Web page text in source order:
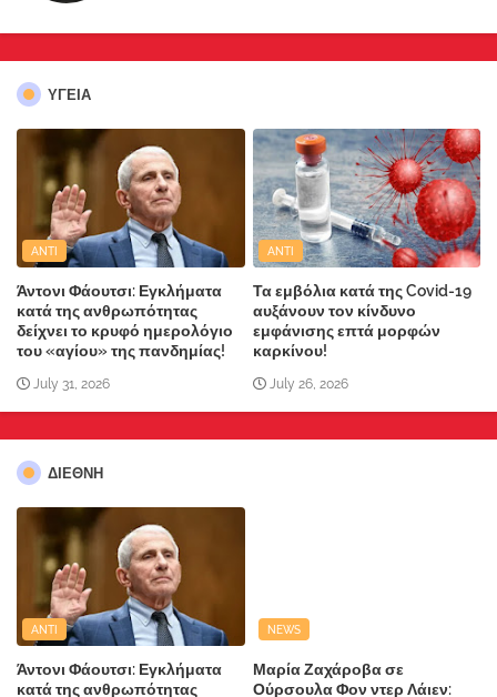
ΥΓΕΙΑ
ANTI
Άντονι Φάουτσι: Εγκλήματα
κατά της ανθρωπότητας
δείχνει το κρυφό ημερολόγιο
του «αγίου» της πανδημίας!
July 31, 2026
ANTI
Τα εμβόλια κατά της Covid-19
αυξάνουν τον κίνδυνο
εμφάνισης επτά μορφών
καρκίνου!
July 26, 2026
ΔΙΕΘΝΗ
ANTI
Άντονι Φάουτσι: Εγκλήματα
κατά της ανθρωπότητας
NEWS
Μαρία Ζαχάροβα σε
Ούρσουλα Φον ντερ Λάιεν: